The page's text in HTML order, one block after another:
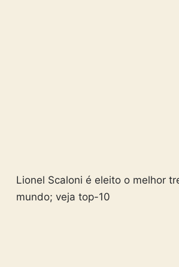
Lionel Scaloni é eleito o melhor
mundo; veja top-10